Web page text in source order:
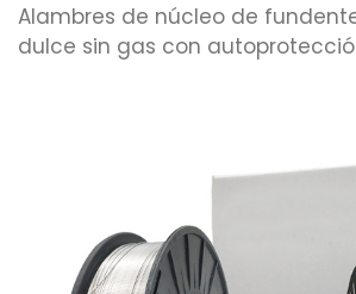
Alambres de núcleo de
dulce sin gas con